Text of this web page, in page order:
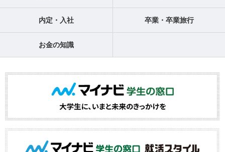
内定・入社 卒業・卒業旅行
お金の知識